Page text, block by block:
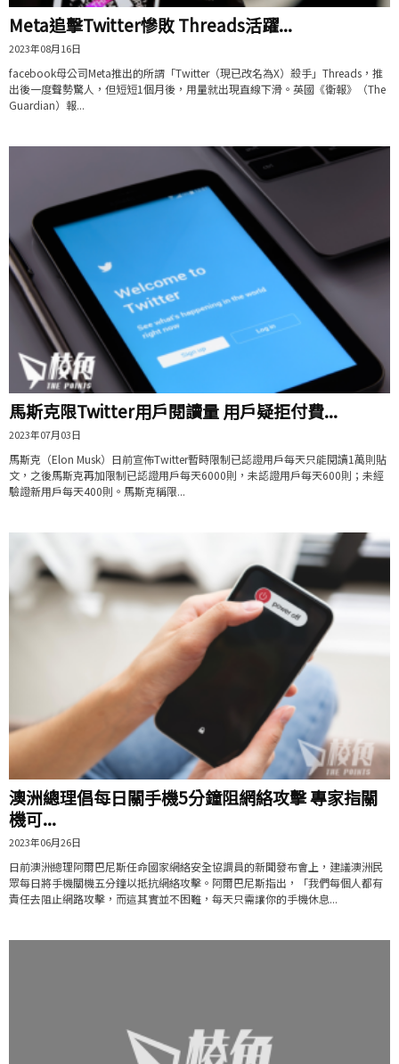
Meta追擊Twitter慘敗 Threads活躍...
2023年08月16日
facebook母公司Meta推出的所謂「Twitter（現已改名為X）殺手」Threads，推
出後一度聲勢驚人，但短短1個月後，用量就出現直線下滑。英國《衛報》（The
Guardian）報...
馬斯克限Twitter用戶閱讀量 用戶疑拒付費...
2023年07月03日
馬斯克（Elon Musk）日前宣佈Twitter暫時限制已認證用戶每天只能閱讀1萬則貼
文，之後馬斯克再加限制已認證用戶每天6000則，未認證用戶每天600則；未經
驗證新用戶每天400則。馬斯克稱限...
澳洲總理倡每日關手機5分鐘阻網絡攻擊 專家指關
機可...
2023年06月26日
日前澳洲總理阿爾巴尼斯任命國家網絡安全協調員的新聞發布會上，建議澳洲民
眾每日將手機關機五分鐘以抵抗網絡攻擊。阿爾巴尼斯指出，「我們每個人都有
責任去阻止網路攻擊，而這其實並不困難，每天只需讓你的手機休息...